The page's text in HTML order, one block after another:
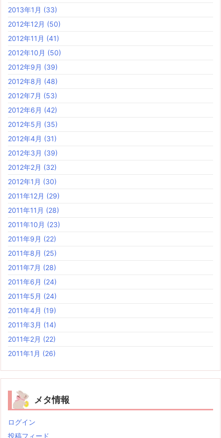
2013年1月 (33)
2012年12月 (50)
2012年11月 (41)
2012年10月 (50)
2012年9月 (39)
2012年8月 (48)
2012年7月 (53)
2012年6月 (42)
2012年5月 (35)
2012年4月 (31)
2012年3月 (39)
2012年2月 (32)
2012年1月 (30)
2011年12月 (29)
2011年11月 (28)
2011年10月 (23)
2011年9月 (22)
2011年8月 (25)
2011年7月 (28)
2011年6月 (24)
2011年5月 (24)
2011年4月 (19)
2011年3月 (14)
2011年2月 (22)
2011年1月 (26)
メタ情報
ログイン
投稿フィード